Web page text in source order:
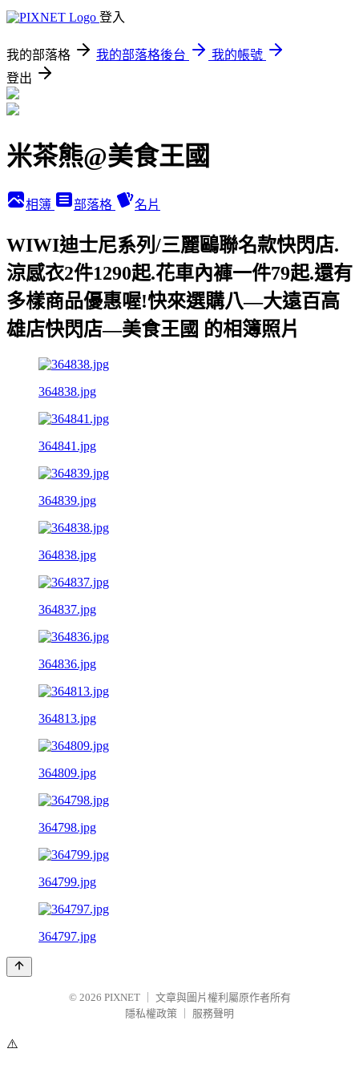
登入
我的部落格 我的部落格後台
我的帳號
登出
米茶熊@美食王國
相簿 部落格 名片
WIWI迪士尼系列/三麗鷗聯名款快閃店.
涼感衣2件1290起.花車內褲一件79起.還有
多樣商品優惠喔!快來選購八—大遠百高
雄店快閃店—美食王國 的相簿照片
364838.jpg
364841.jpg
364839.jpg
364838.jpg
364837.jpg
364836.jpg
364813.jpg
364809.jpg
364798.jpg
364799.jpg
364797.jpg
© 2026 PIXNET
文章與圖片權利屬原作者所有
隱私權政策
服務聲明
⚠️